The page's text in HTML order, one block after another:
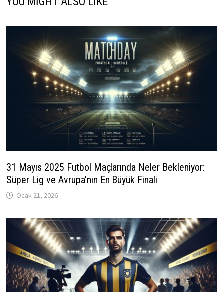
31 Mayıs 2025 Futbol Maçlarında Neler Bekleniyor:
Süper Lig ve Avrupa’nın En Büyük Finali
Ocak 21, 2026